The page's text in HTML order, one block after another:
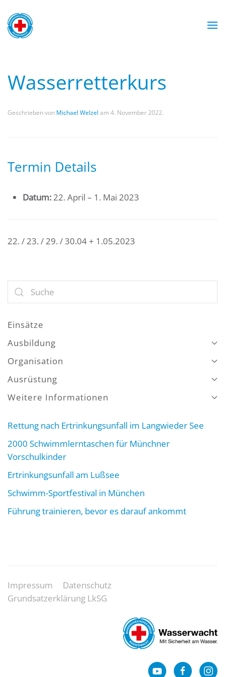
Zum Hauptinhalt springen
Wasserretterkurs
Geschrieben von Michael Welzel am 4. November 2022.
Termin Details
Datum:22. April – 1. Mai 2023
22. / 23. / 29. / 30.04 + 1.05.2023
Einsätze
Ausbildung
Organisation
Ausrüstung
Weitere Informationen
Rettung nach Ertrinkungsunfall im Langwieder See
2000 Schwimmlerntaschen für Münchner
Vorschulkinder
Ertrinkungsunfall am Lußsee
Schwimm-Sportfestival in München
Führung trainieren, bevor es darauf ankommt
Impressum
Datenschutz
Grundsatzerklärung LkSG